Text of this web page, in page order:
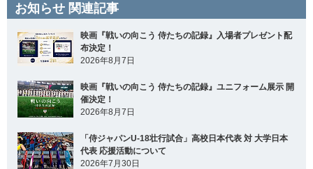
お知らせ 関連記事
映画『戦いの向こう 侍たちの記録』入場者プレゼント配
布決定！
2026年8月7日
映画『戦いの向こう 侍たちの記録』ユニフォーム展示 開
催決定！
2026年8月7日
「侍ジャパンU-18壮行試合」高校日本代表 対 大学日本
代表 応援活動について
2026年7月30日